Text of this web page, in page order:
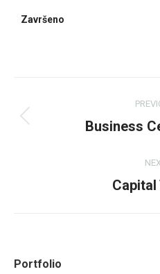
Završeno
Business
Capital
Portfolio